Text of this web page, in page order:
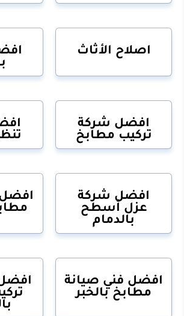
اصلاح الأثاث
افضل شركة
تركيب مطابخ
افضل شركة
عزل أسطح
بالدمام
افضل
افضل فني صيانة
مطابخ بالخبر